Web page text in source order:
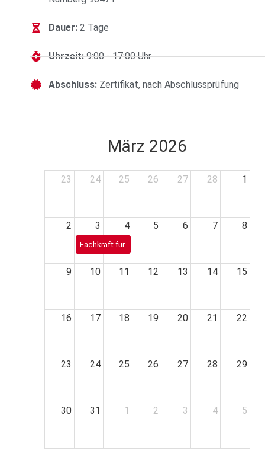
Dauer:2 Tage
Uhrzeit:9:00 - 17:00 Uhr
Abschluss: Zertifikat, nach Abschlussprüfung
März 2026
23 24 25 26 27 28 1
2 3
Fachkraft für Brandschutztüren / -tore sowie für
4 5 6 7 8
9 10 11 12 13 14 15
16 17 18 19 20 21 22
23 24 25 26 27 28 29
30 31 1 2 3 4 5